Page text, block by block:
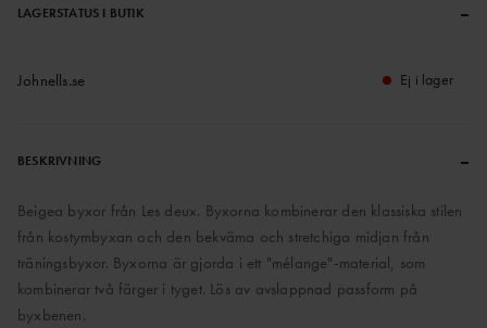
LAGERSTATUS I BUTIK –
Johnells.se Ej i lager
BESKRIVNING –
Beigea byxor från Les deux. Byxorna kombinerar den klassiska stilen
från kostymbyxan och den bekväma och stretchiga midjan från
träningsbyxor. Byxorna är gjorda i ett "mélange"-material, som
kombinerar två färger i tyget. Lös av avslappnad passform på
byxbenen.